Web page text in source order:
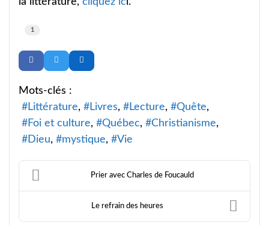
1
Mots-clés :
Littérature
Livres Lecture
Quête
Foi et culture
Québec
Christianisme
Dieu
mystique Vie
Prier avec Charles de Foucauld
Le refrain des heures